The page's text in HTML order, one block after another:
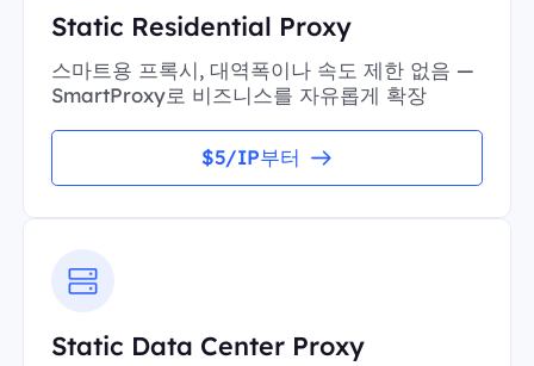
Static Residential Proxy
스마트용 프록시, 대역폭이나 속도 제한 없음 —
SmartProxy로 비즈니스를 자유롭게 확장
$5/IP부터
Static Data Center Proxy